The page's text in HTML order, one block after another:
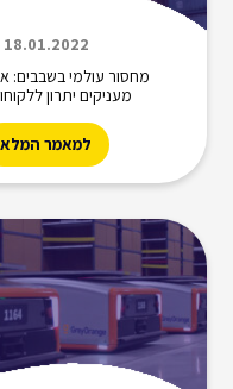
18.01.2022
מחסור עולמי בשבבים:
מעניקים יתרון
למאמר המלא